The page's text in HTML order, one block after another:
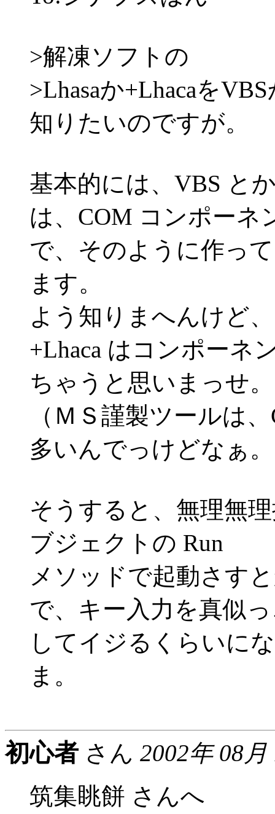
>解凍ソフトの
>Lhasaか+Lhacaを
知りたいのですが。
基本的には、VBS と
は、COM コンポーネ
で、そのように作っ
ます。
よう知りまへんけど
+Lhaca はコンポーネ
ちゃうと思いまっせ。
（ＭＳ謹製ツールは
多いんでっけどなぁ
そうすると、無理無
ブジェクトの Run
メソッドで起動さす
で、キー入力を真似
してイジるくらいに
ま。
初心者 さん 2002年 08
筑集眺餅 さんへ